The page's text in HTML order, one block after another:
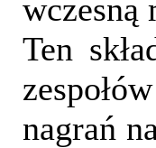
Ten
nagrań